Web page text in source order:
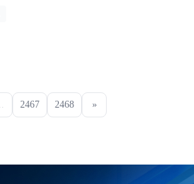
2467 2468 »